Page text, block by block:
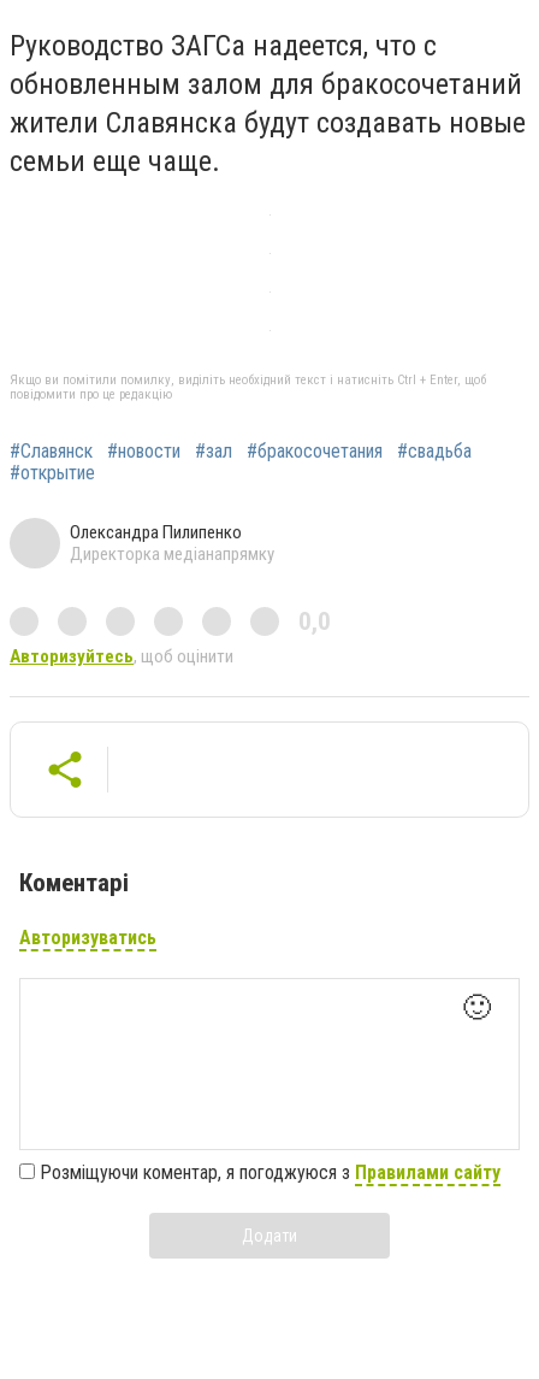
Руководство ЗАГСа надеется, что с
обновленным залом для бракосочетаний
жители Славянска будут создавать новые
семьи еще чаще.
Якщо ви помітили помилку, виділіть необхідний текст і натисніть Ctrl + Enter, щоб
повідомити про це редакцію
#Славянск #новости #зал #бракосочетания
#свадьба
#открытие
Олександра Пилипенко
Директорка медіанапрямку
0,0
Авторизуйтесь, щоб оцінити
Коментарі
Авторизуватись
🙂
Розміщуючи коментар, я погоджуюся з Правилами сайту
Додати